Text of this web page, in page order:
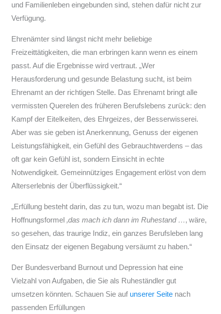
und Familienleben eingebunden sind, stehen dafür nicht zur
Verfügung.
Ehrenämter sind längst nicht mehr beliebige
Freizeittätigkeiten, die man erbringen kann wenn es einem
passt. Auf die Ergebnisse wird vertraut. „Wer
Herausforderung und gesunde Belastung sucht, ist beim
Ehrenamt an der richtigen Stelle. Das Ehrenamt bringt alle
vermissten Querelen des früheren Berufslebens zurück: den
Kampf der Eitelkeiten, des Ehrgeizes, der Besserwisserei.
Aber was sie geben ist Anerkennung, Genuss der eigenen
Leistungsfähigkeit, ein Gefühl des Gebrauchtwerdens – das
oft gar kein Gefühl ist, sondern Einsicht in echte
Notwendigkeit. Gemeinnütziges Engagement erlöst von dem
Alterserlebnis der Überflüssigkeit.“
„Erfüllung besteht darin, das zu tun, wozu man begabt ist. Die
Hoffnungsformel‚das mach ich dann im Ruhestand …‚ wäre,
so gesehen, das traurige Indiz, ein ganzes Berufsleben lang
den Einsatz der eigenen Begabung versäumt zu haben.“
Der Bundesverband Burnout und Depression hat eine
Vielzahl von Aufgaben, die Sie als Ruheständler gut
umsetzen könnten. Schauen Sie auf unserer Seite nach
passenden Erfüllungen